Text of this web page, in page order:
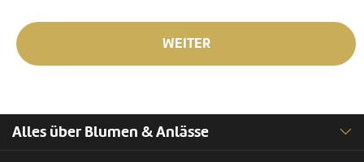
WEITER
Alles über Blumen & Anlässe